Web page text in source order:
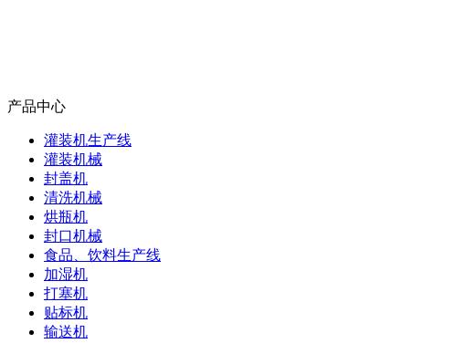
产品中心
灌装机生产线
灌装机械
封盖机
清洗机械
烘瓶机
封口机械
食品、饮料生产线
加湿机
打塞机
贴标机
输送机